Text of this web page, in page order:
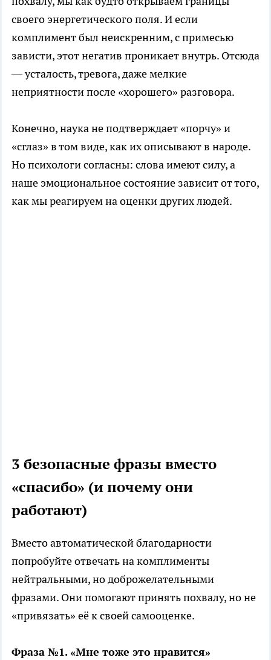
своего энергетического поля. И если
комплимент был неискренним, с примесью
зависти, этот негатив проникает внутрь. Отсюда
— усталость, тревога, даже мелкие
неприятности после «хорошего» разговора.
Конечно, наука не подтверждает «порчу» и
«сглаз» в том виде, как их описывают в народе.
Но психологи согласны: слова имеют силу, а
наше эмоциональное состояние зависит от того,
как мы реагируем на оценки других людей.
3 безопасные фразы вместо
«спасибо» (и почему они
работают)
Вместо автоматической благодарности
попробуйте отвечать на комплименты
нейтральными, но доброжелательными
фразами. Они помогают принять похвалу, но не
«привязать» её к своей самооценке.
Фраза №1. «Мне тоже это нравится»